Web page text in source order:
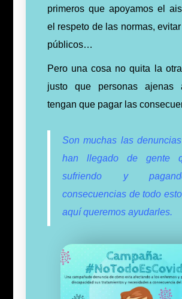
primeros que apoyamos el
el respeto de las normas,
públicos…
Pero una cosa no quita la
justo que personas ajenas
tengan que pagar las
Son muchas las
han llegado de gente
sufriendo y
consecuencias de todo
aquí queremos ayudarles.